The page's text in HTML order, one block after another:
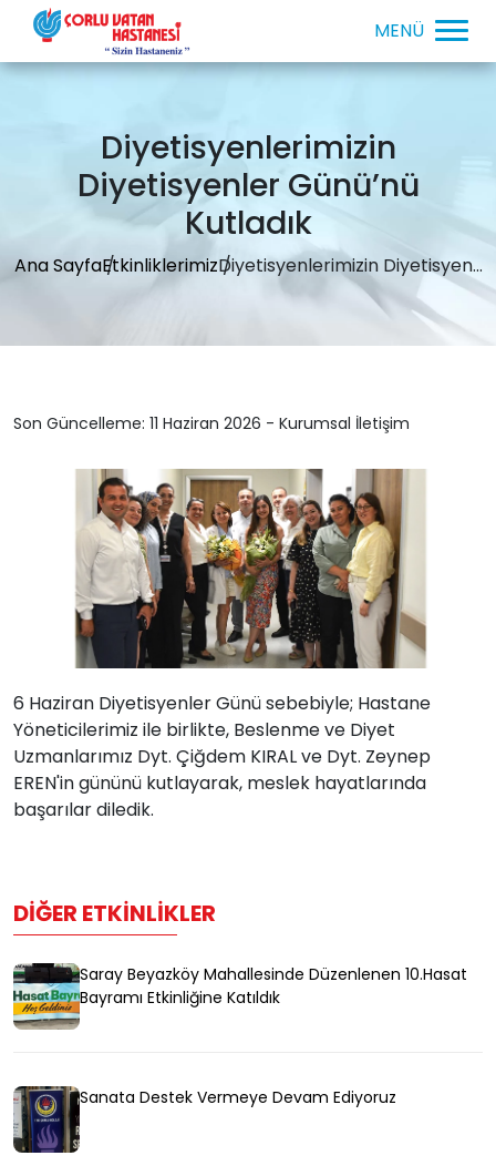
Diyetisyenlerimizin
Diyetisyenler Günü’nü
Kutladık
Ana SayfaEtkinliklerimizDiyetisyenlerimizin Diyetisyen...
Son Güncelleme: 11 Haziran 2026 - Kurumsal İletişim
6 Haziran Diyetisyenler Günü sebebiyle; Hastane
Yöneticilerimiz ile birlikte, Beslenme ve Diyet
Uzmanlarımız Dyt. Çiğdem KIRAL ve Dyt. Zeynep
EREN'in gününü kutlayarak, meslek hayatlarında
başarılar diledik.
DIĞER ETKINLIKLER
Saray Beyazköy Mahallesinde Düzenlenen 10.Hasat
Bayramı Etkinliğine Katıldık
Sanata Destek Vermeye Devam Ediyoruz